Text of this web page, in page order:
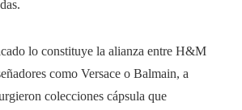
lo constituye la alianza entre H&M
como Versace o Balmain, a
colecciones cápsula que